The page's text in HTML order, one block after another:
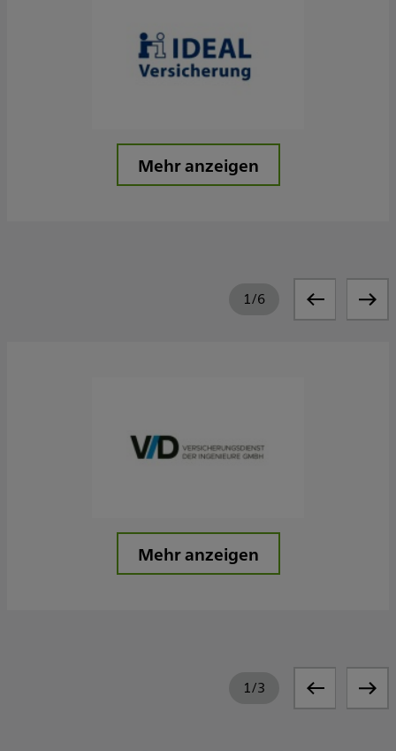
Mehr anzeigen
1/6
Mehr anzeigen
1/3